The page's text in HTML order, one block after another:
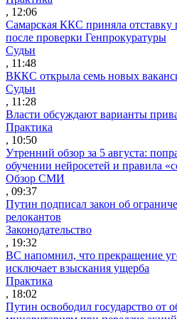
, 12:06
Самарская ККС приняла отставку
после проверки Генпрокуратуры
Судьи
, 11:48
ВККС открыла семь новых
Судьи
, 11:28
Власти обсуждают варианты
Практика
, 10:50
Утренний обзор за 5 августа:
обучении нейросетей и правила
Обзор СМИ
, 09:37
Путин подписал закон об
релокантов
Законодательство
, 19:32
ВС напомнил, что прекращение
исключает взыскания ущерба
Практика
, 18:02
Путин освободил государство от